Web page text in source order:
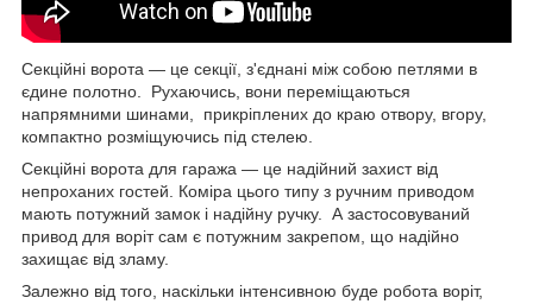
Секційні ворота — це секції, з'єднані між собою петлями в
єдине полотно. Рухаючись, вони переміщаються
напрямними шинами, прикріплених до краю отвору, вгору,
компактно розміщуючись під стелею.
Секційні ворота для гаража — це надійний захист від
непроханих гостей. Коміра цього типу з ручним приводом
мають потужний замок і надійну ручку. А застосовуваний
привод для воріт сам є потужним закрепом, що надійно
захищає від зламу.
Залежно від того, наскільки інтенсивною буде робота воріт,